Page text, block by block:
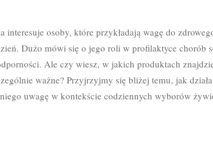
interesuje osoby, które przykładają wagę do
Dużo mówi się o jego roli w profilaktyce chorób
Ale czy wiesz, w jakich produktach
ważne? Przyjrzyjmy się bliżej temu, jak
uwagę w kontekście codziennych wyborów